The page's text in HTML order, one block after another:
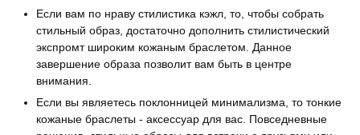
Если вам по нраву стилистика кэжл, то, чтобы собрать
стильный образ, достаточно дополнить стилистический
экспромт широким кожаным браслетом. Данное
завершение образа позволит вам быть в центре
внимания.
Если вы являетесь поклонницей минимализма, то тонкие
кожаные браслеты - аксессуар для вас. Повседневные